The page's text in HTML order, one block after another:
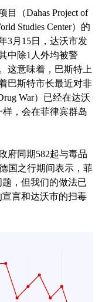
（Dahas Project of
Studies Center）的
3月15日，达沃市发
中除1人外均被警
这意味着，巴斯特上
巴斯特市长最近对非
War）已经在达沃
，会在菲律宾群岛
府同期582起与毒品
国之行期间表示，菲
，但我们的做法已
言和达沃市的扫毒